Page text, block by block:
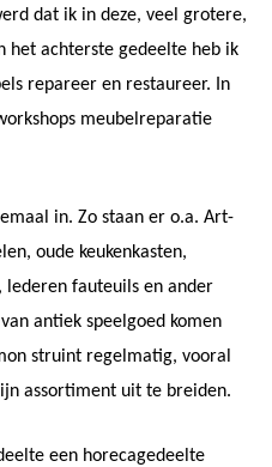
dat ik in deze, veel grotere,
het achterste gedeelte heb ik
repareer en restaureer. In
meubelreparatie
in. Zo staan er o.a. Art-
oude keukenkasten,
lederen fauteuils en ander
antiek speelgoed komen
struint regelmatig, vooral
assortiment uit te breiden.
een horecagedeelte